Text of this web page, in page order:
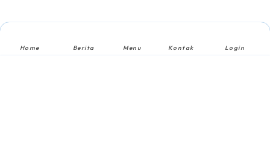
Home Berita Menu Kontak Login